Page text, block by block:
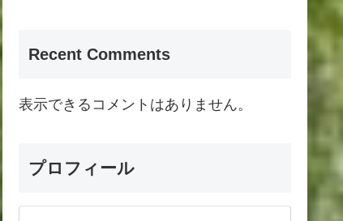
Recent Comments
表示できるコメントはありません。
プロフィール